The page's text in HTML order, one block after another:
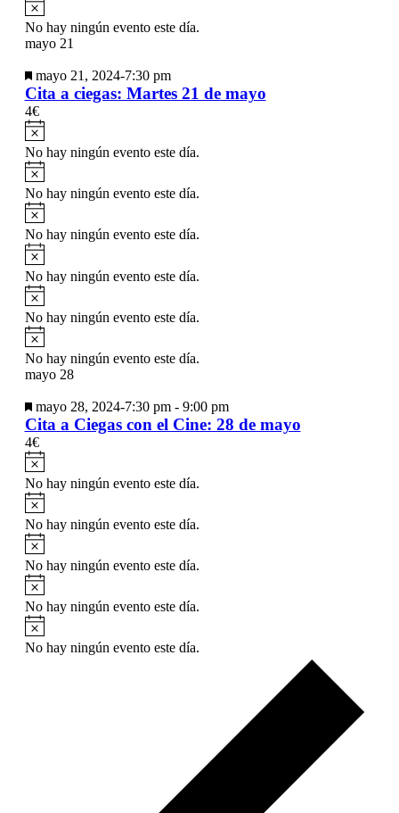
No hay ningún evento este día.
mayo 21
Destacado
mayo 21, 2024-7:30 pm
Cita a ciegas: Martes 21 de mayo
4€
Aviso
No hay ningún evento este día.
Aviso
No hay ningún evento este día.
Aviso
No hay ningún evento este día.
Aviso
No hay ningún evento este día.
Aviso
No hay ningún evento este día.
Aviso
No hay ningún evento este día.
mayo 28
Destacado
mayo 28, 2024-7:30 pm- 9:00 pm
Cita a Ciegas con el Cine: 28 de mayo
4€
Aviso
No hay ningún evento este día.
Aviso
No hay ningún evento este día.
Aviso
No hay ningún evento este día.
Aviso
No hay ningún evento este día.
Aviso
No hay ningún evento este día.